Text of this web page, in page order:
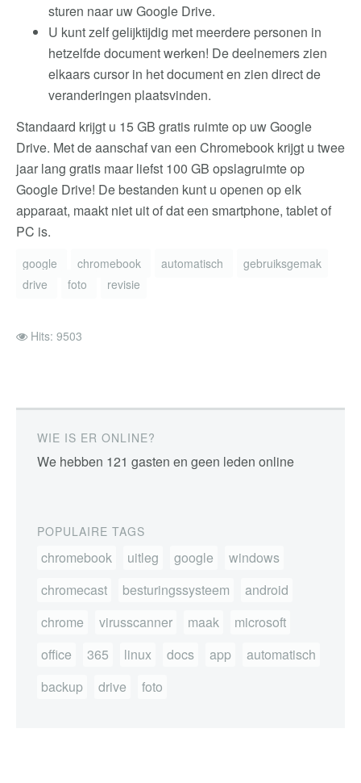
sturen naar uw Google Drive.
U kunt zelf gelijktijdig met meerdere personen in
hetzelfde document werken! De deelnemers zien
elkaars cursor in het document en zien direct de
veranderingen plaatsvinden.
Standaard krijgt u 15 GB gratis ruimte op uw Google
Drive. Met de aanschaf van een Chromebook krijgt u twee
jaar lang gratis maar liefst 100 GB opslagruimte op
Google Drive! De bestanden kunt u openen op elk
apparaat, maakt niet uit of dat een smartphone, tablet of
PC is.
google chromebook automatisch
gebruiksgemak
drive
foto revisie
Hits: 9503
WIE IS ER ONLINE?
We hebben 121 gasten en geen leden online
POPULAIRE TAGS
chromebook uitleg google
windows
chromecast
besturingssysteem
android
chrome
virusscanner maak
microsoft
office
365 linux docs app
automatisch
backup
drive foto